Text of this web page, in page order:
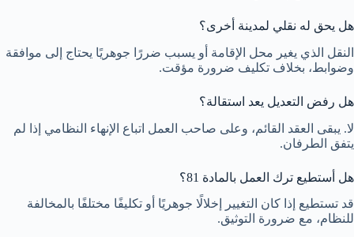
هل يحق له نقلي لمدينة أخرى؟
النقل الذي يغير محل الإقامة أو يسبب ضررًا جوهريًا يحتاج إلى موافقة
وضوابط، بخلاف تكليف ضرورة مؤقت.
هل رفض التعديل يعد استقالة؟
لا. يبقى العقد القائم، وعلى صاحب العمل اتباع الإنهاء النظامي إذا لم
يتفق الطرفان.
هل أستطيع ترك العمل بالمادة 81؟
قد تستطيع إذا كان التغيير إخلالًا جوهريًا أو تكليفًا مختلفًا بالمخالفة
للنظام، مع ضرورة التوثيق.